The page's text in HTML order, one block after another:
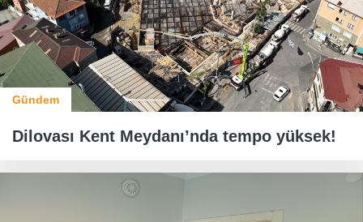
Gündem
Dilovası Kent Meydanı’nda tempo yüksek!